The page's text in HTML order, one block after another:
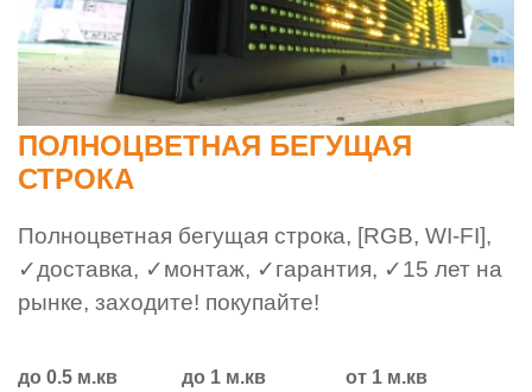
ПОЛНОЦВЕТНАЯ БЕГУЩАЯ
СТРОКА
Полноцветная бегущая строка, [RGB, WI-FI],
✓доставка, ✓монтаж, ✓гарантия, ✓15 лет на
рынке, заходите! покупайте!
до 0.5 м.кв до 1 м.кв от 1 м.кв